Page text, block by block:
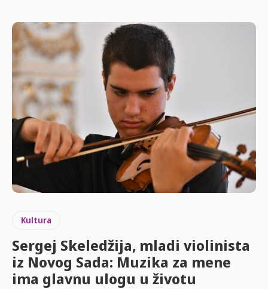
Kultura
Sergej Skeledžija, mladi violinista
iz Novog Sada: Muzika za mene
ima glavnu ulogu u životu